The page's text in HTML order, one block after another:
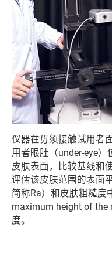
仪器在毋须接触试用者
用者眼肚（under-eye
皮肤表面，比较基线和
评估该皮肤范围的表面
简称Ra）和皮肤粗糙度
maximum height of the
度。